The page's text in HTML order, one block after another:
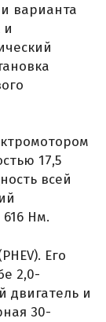
варианта
и
17,5
всей
Нм.
Его
2,0-
двигатель и
30-